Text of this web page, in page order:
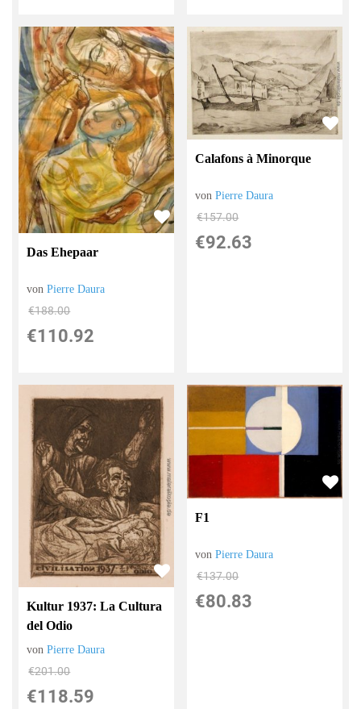
Das Ehepaar
vonPierre Daura
€188.00
€110.92
Calafons à Minorque
vonPierre Daura
€157.00
€92.63
Kultur 1937: La Cultura
del Odio
vonPierre Daura
€201.00
€118.59
F1
vonPierre Daura
€137.00
€80.83